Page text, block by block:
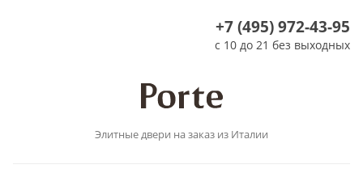
+7 (495) 972-43-95
с 10 до 21 без выходных
Элитные двери на заказ из Италии